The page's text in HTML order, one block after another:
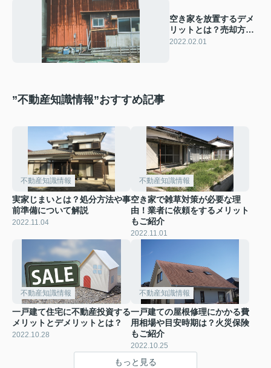
空き家を放置するデメ
リットとは？売却方法
について解説
2022.02.01
”不動産知識情報”おすすめ記事
不動産知識情報
実家じまいとは？処分方法や事
前準備について解説
2022.11.04
不動産知識情報
空き家で雑草対策が必要な理
由！業者に依頼をするメリット
もご紹介
2022.11.01
不動産知識情報
一戸建て住宅に不動産投資する
メリットとデメリットとは？
2022.10.28
不動産知識情報
一戸建ての屋根修理にかかる費
用相場や目安時期は？火災保険
もご紹介
2022.10.25
もっと見る